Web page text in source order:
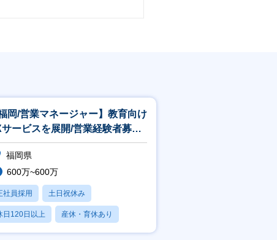
福岡/営業マネージャー】教育向け
サービスを展開/営業経験者募集
卒就活生の70％以上が利用の
福岡県
600万~600万
社員採用 土日祝休み
日120日以上 産休・育休あり